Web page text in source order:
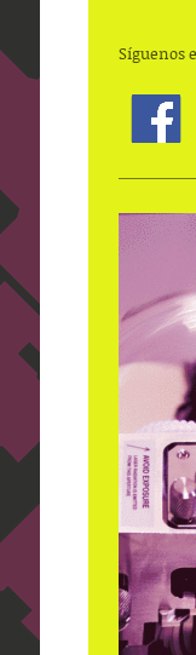
Síguenos